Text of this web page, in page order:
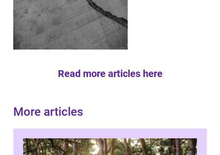
Read more articles here
More articles